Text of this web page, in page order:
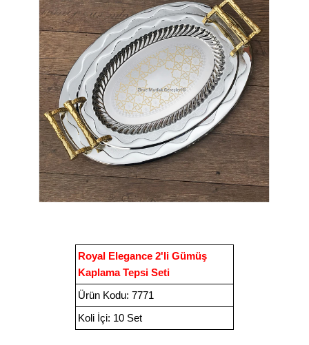
Royal Elegance 2'li Gümüş
Kaplama Tepsi Seti
Ürün Kodu: 7771
Koli İçi: 10 Set